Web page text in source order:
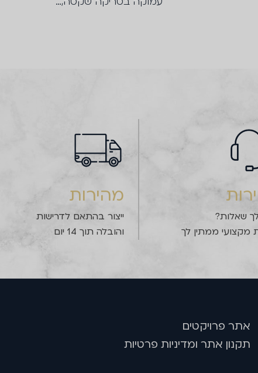
שאלות?
מקצועי ממתין לך
מהירות
ייצור בהתאם לדרישות
והובלה תוך 14 יום
אתר פרויקטים
תקנון אתר ומדיניות פרטיות